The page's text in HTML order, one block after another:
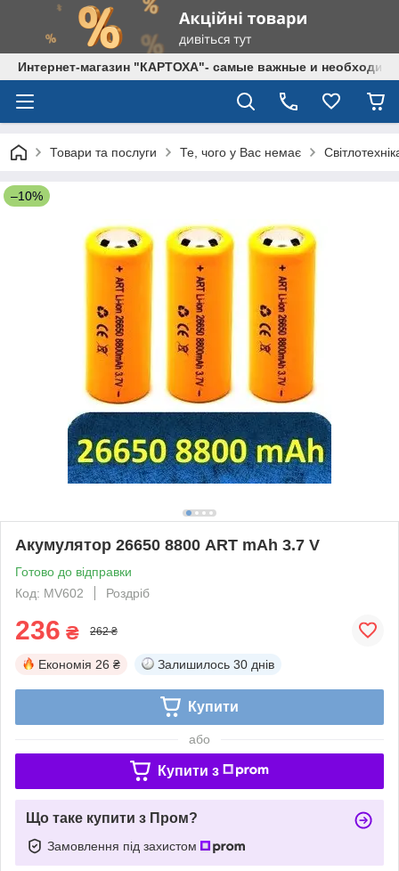
Интернет-магазин "КАРТОХА"- самые важные и
Товари та послуги Те, чого у Вас немає
–10%
Акумулятор 26650 8800 ART mAh 3.7 V
Готово до відправки
Код: MV602
Роздріб
236 ₴ 262 ₴
Економія 26 ₴ Залишилось 30 днів
Купити
або
Купити з
Що таке купити з Пром?
Замовлення під захистом